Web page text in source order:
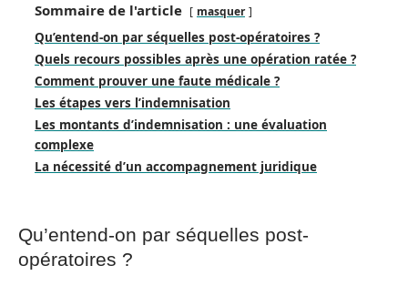
Sommaire de l'article masquer
Qu’entend-on par séquelles post-opératoires ?
Quels recours possibles après une opération ratée ?
Comment prouver une faute médicale ?
Les étapes vers l’indemnisation
Les montants d’indemnisation : une évaluation
complexe
La nécessité d’un accompagnement juridique
Qu’entend-on par séquelles post-
opératoires ?